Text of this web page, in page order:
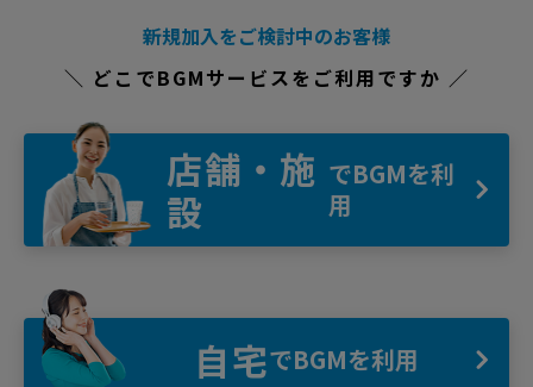
新規加入をご検討中のお客様
＼ どこでBGMサービスをご利用ですか ／
店舗・施
設
でBGMを利
用
自宅でBGMを利用